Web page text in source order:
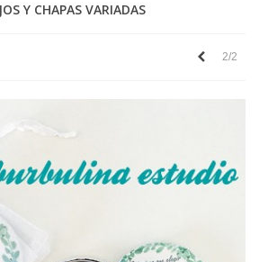
Y CHAPAS VARIADAS
Anterior
2/2